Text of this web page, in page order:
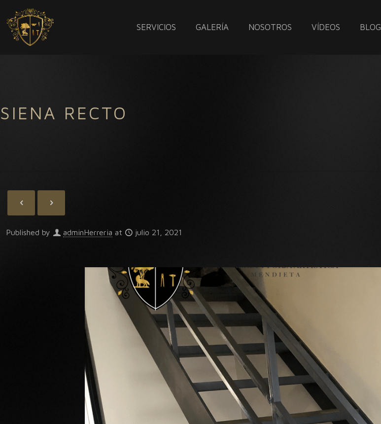
SERVICIOS GALERÍA NOSOTROS VÍDEOS BLOG
SIENA RECTO
Published by adminHerreria at julio 21, 2021